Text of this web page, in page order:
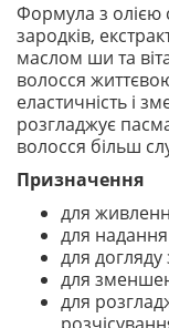
Формула з олією
зародків,
маслом ши та
волосся
еластичність і
розгладжує
волосся більш
Призначення
для
для надання
для
для
для